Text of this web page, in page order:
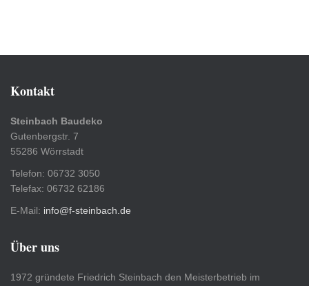
Kontakt
Steinbach Baudeko
Gutenbergstr. 7
55286 Wörrstadt
Telefon: 06732 3050
Telefax: 06732 62186
E-Mail: info@f-steinbach.de
Über uns
1972 gründete Friedrich Steinbach den Meisterbetrieb im